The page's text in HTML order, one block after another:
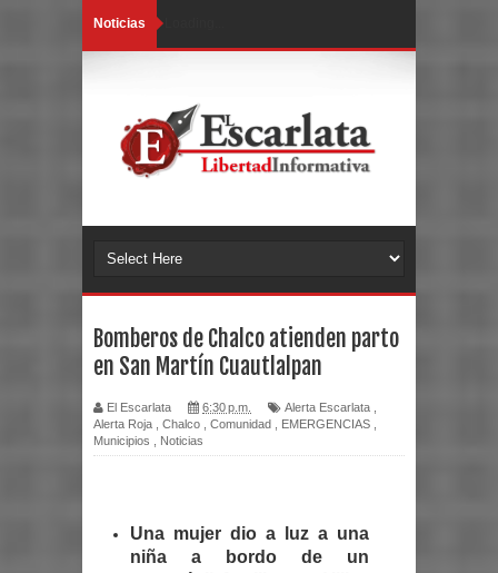
Noticias
Bomberos de Chalco atienden parto
en San Martín Cuautlalpan
El Escarlata 6:30 p.m. Alerta Escarlata
Alerta Roja
Chalco Comunidad EMERGENCIAS
Municipios
Noticias
Una mujer dio a luz a una
niña a bordo de un